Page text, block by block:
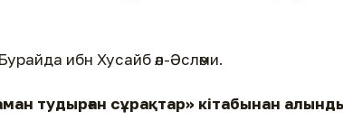
ибн Хусайб әл-Әсләми.
тудырған сұрақтар» кітабынан